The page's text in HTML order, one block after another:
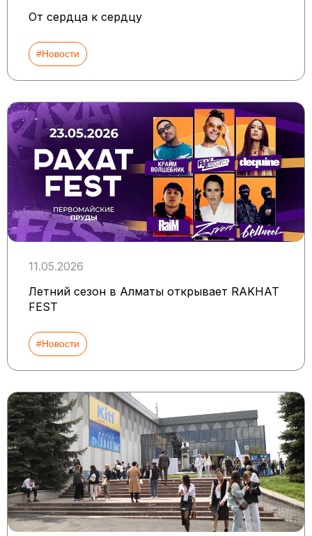
От сердца к сердцу
#Новости
11.05.2026
Летний сезон в Алматы открывает RAKHAT
FEST
#Новости